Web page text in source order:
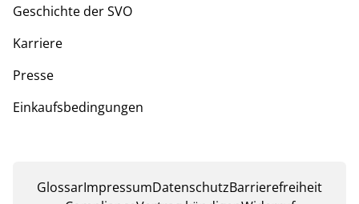
Geschichte der SVO
Karriere
Presse
Einkaufsbedingungen
GlossarImpressumDatenschutzBarrierefreiheit